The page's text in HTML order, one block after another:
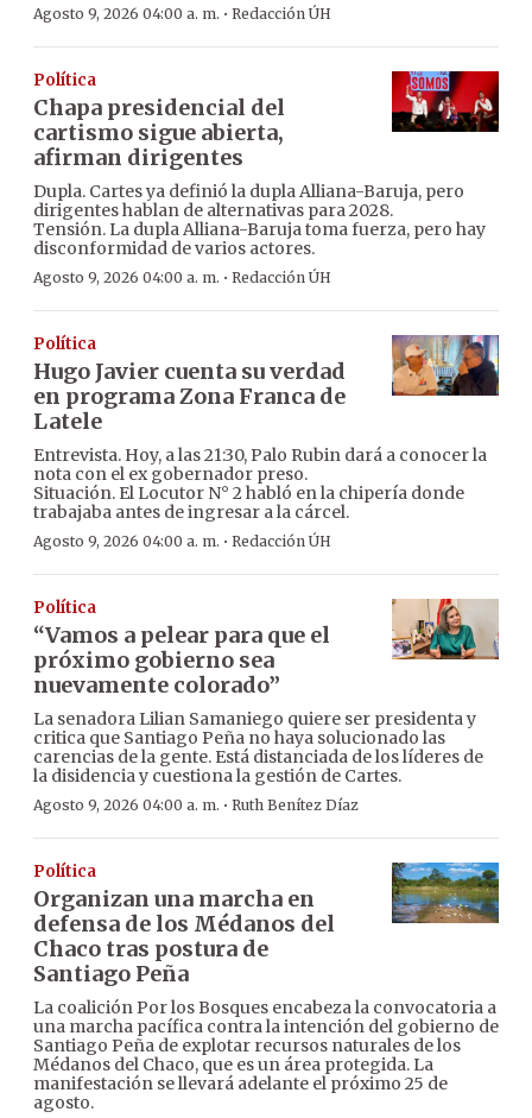
Agosto 9, 2026 04:00 a. m. · Redacción ÚH
Política
Chapa presidencial del
cartismo sigue abierta,
afirman dirigentes
Dupla. Cartes ya definió la dupla Alliana-Baruja, pero
dirigentes hablan de alternativas para 2028.
Tensión. La dupla Alliana-Baruja toma fuerza, pero hay
disconformidad de varios actores.
Agosto 9, 2026 04:00 a. m. · Redacción ÚH
Política
Hugo Javier cuenta su verdad
en programa Zona Franca de
Latele
Entrevista. Hoy, a las 21:30, Palo Rubin dará a conocer la
nota con el ex gobernador preso.
Situación. El Locutor N° 2 habló en la chipería donde
trabajaba antes de ingresar a la cárcel.
Agosto 9, 2026 04:00 a. m. · Redacción ÚH
Política
“Vamos a pelear para que el
próximo gobierno sea
nuevamente colorado”
La senadora Lilian Samaniego quiere ser presidenta y
critica que Santiago Peña no haya solucionado las
carencias de la gente. Está distanciada de los líderes de
la disidencia y cuestiona la gestión de Cartes.
Agosto 9, 2026 04:00 a. m. · Ruth Benítez Díaz
Política
Organizan una marcha en
defensa de los Médanos del
Chaco tras postura de
Santiago Peña
La coalición Por los Bosques encabeza la convocatoria a
una marcha pacífica contra la intención del gobierno de
Santiago Peña de explotar recursos naturales de los
Médanos del Chaco, que es un área protegida. La
manifestación se llevará adelante el próximo 25 de
agosto.